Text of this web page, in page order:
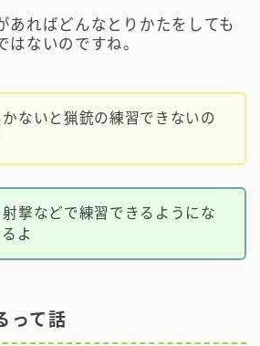
あればどんなとりかたをしても
はないのですね。
ないと猟銃の練習できないの
撃などで練習できるようにな
よ
って話